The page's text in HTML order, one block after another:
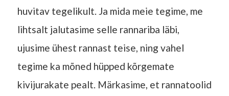
huvitav tegelikult. Ja mida meie tegime, me
lihtsalt jalutasime selle rannariba läbi,
ujusime ühest rannast teise, ning vahel
tegime ka mõned hüpped kõrgemate
kivijurakate pealt. Märkasime, et rannatoolid